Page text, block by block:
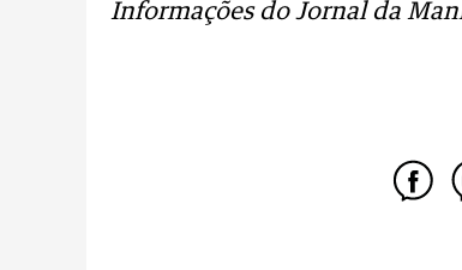
Informações do Jornal da